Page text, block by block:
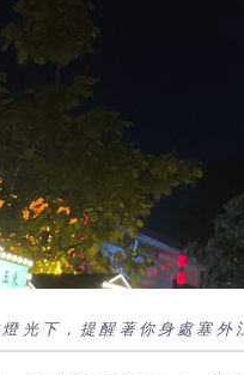
光下，提醒著你身處塞外